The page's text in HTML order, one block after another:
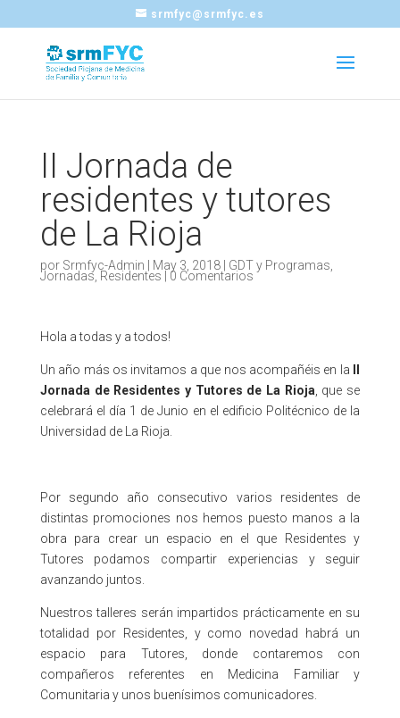
srmfyc@srmfyc.es
II Jornada de
residentes y tutores
de La Rioja
por Srmfyc-Admin May 3, 2018| GDT y Programas
Jornadas, Residentes 0 Comentarios
Hola a todas y a todos!
Un año más os invitamos a que nos acompañéis en la
Jornada de Residentes y Tutores de La Rioja , que se
celebrará el día 1 de Junio en el edificio Politécnico de la
Universidad de La Rioja.
Por segundo año consecutivo varios residentes de
distintas promociones nos hemos puesto manos a la
obra para crear un espacio en el que Residentes y
Tutores podamos compartir experiencias y seguir
avanzando juntos.
Nuestros talleres serán impartidos prácticamente en su
totalidad por Residentes, y como novedad habrá un
espacio para Tutores, donde contaremos con
compañeros referentes en Medicina Familiar y
Comunitaria y unos buenísimos comunicadores.